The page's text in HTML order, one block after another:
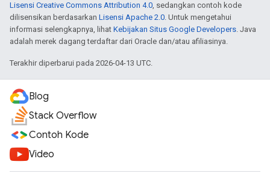
Lisensi Creative Commons Attribution 4.0, sedangkan contoh kode
dilisensikan berdasarkan Lisensi Apache 2.0. Untuk mengetahui
informasi selengkapnya, lihat Kebijakan Situs Google Developers. Java
adalah merek dagang terdaftar dari Oracle dan/atau afiliasinya.
Terakhir diperbarui pada 2026-04-13 UTC.
Blog
Stack Overflow
Contoh Kode
Video